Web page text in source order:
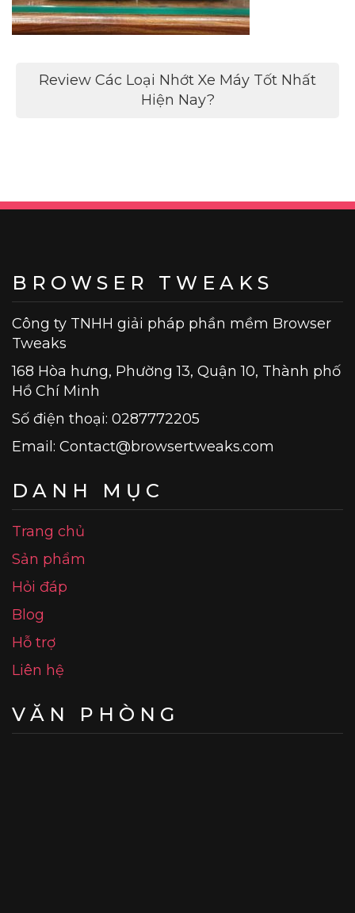
Điều
Review Các Loại Nhớt Xe Máy Tốt Nhất
Hiện Nay?
BROWSER TWEAKS
Công ty TNHH giải pháp phần mềm Browser
Tweaks
168 Hòa hưng, Phường 13, Quận 10, Thành phố
Hồ Chí Minh
Số điện thoại: 0287772205
Email: Contact@browsertweaks.com
DANH MỤC
Trang chủ
Sản phẩm
Hỏi đáp
Blog
Hỗ trợ
Liên hệ
VĂN PHÒNG